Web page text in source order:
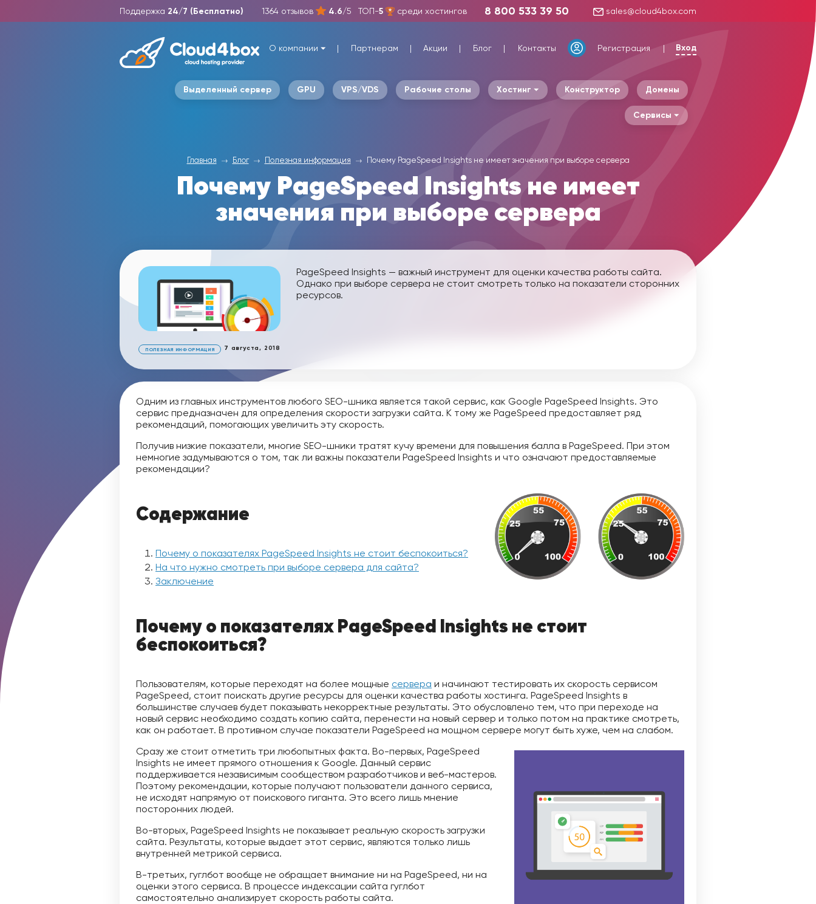
Поддержка 24/7 (Бесплатно) 1364 отзывов 4.6/5 ТОП-5 среди хостингов 8 800 533 39 50 sales@cloud4box.com
О компании Партнерам Акции Блог Контакты Регистрация Вход
Выделенный сервер GPU VPS/VDS Рабочие столы Хостинг Конструктор Домены
Сервисы
Главная Блог Полезная информация Почему PageSpeed Insights не имеет значения при выборе сервера
Почему PageSpeed Insights не имеет
значения при выборе сервера
7 августа, 2018
ПОЛЕЗНАЯ ИНФОРМАЦИЯ
PageSpeed Insights — важный инструмент для оценки качества работы сайта.
Однако при выборе сервера не стоит смотреть только на показатели сторонних
ресурсов.
Одним из главных инструментов любого SEO-шника является такой сервис, как Google PageSpeed Insights. Это
сервис предназначен для определения скорости загрузки сайта. К тому же PageSpeed предоставляет ряд
рекомендаций, помогающих увеличить эту скорость.
Получив низкие показатели, многие SEO-шники тратят кучу времени для повышения балла в PageSpeed. При этом
немногие задумываются о том, так ли важны показатели PageSpeed Insights и что означают предоставляемые
рекомендации?
Содержание
Почему о показателях PageSpeed Insights не стоит беспокоиться?
На что нужно смотреть при выборе сервера для сайта?
Заключение
Почему о показателях PageSpeed Insights не стоит
беспокоиться?
Пользователям, которые переходят на более мощные сервера и начинают тестировать их скорость сервисом
PageSpeed, стоит поискать другие ресурсы для оценки качества работы хостинга. PageSpeed Insights в
большинстве случаев будет показывать некорректные результаты. Это обусловлено тем, что при переходе на
новый сервис необходимо создать копию сайта, перенести на новый сервер и только потом на практике смотреть,
как он работает. В противном случае показатели PageSpeed на мощном сервере могут быть хуже, чем на слабом.
Сразу же стоит отметить три любопытных факта. Во-первых, PageSpeed
Insights не имеет прямого отношения к Google. Данный сервис
поддерживается независимым сообществом разработчиков и веб-мастеров.
Поэтому рекомендации, которые получают пользователи данного сервиса,
не исходят напрямую от поискового гиганта. Это всего лишь мнение
посторонних людей.
Во-вторых, PageSpeed Insights не показывает реальную скорость загрузки
сайта. Результаты, которые выдает этот сервис, являются только лишь
внутренней метрикой сервиса.
В-третьих, гуглбот вообще не обращает внимание ни на PageSpeed, ни на
оценки этого сервиса. В процессе индексации сайта гуглбот
самостоятельно анализирует скорость работы сайта.